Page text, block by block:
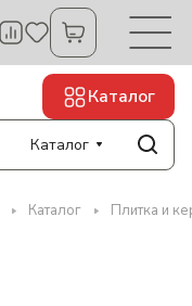
Каталог
Каталог
Каталог Плитка и